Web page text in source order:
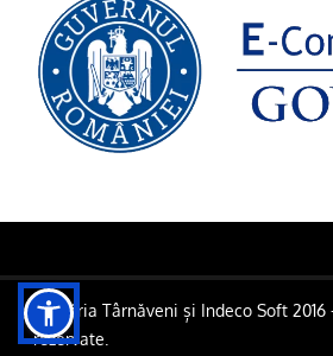
Primăria Târnăveni și Indeco Soft
rezervate.